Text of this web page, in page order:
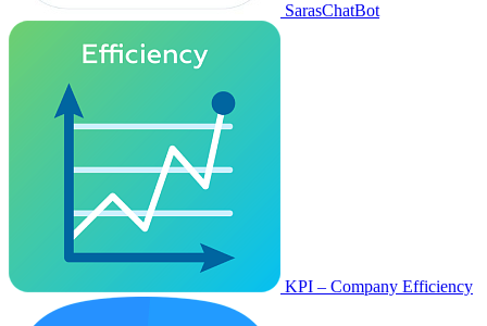
SarasChatBot
KPI – Company Efficiency